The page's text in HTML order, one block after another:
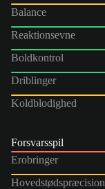
Balance
Reaktionsevne
Boldkontrol
Driblinger
Koldblodighed
Forsvarsspil
Erobringer
Hovedstødspræcision